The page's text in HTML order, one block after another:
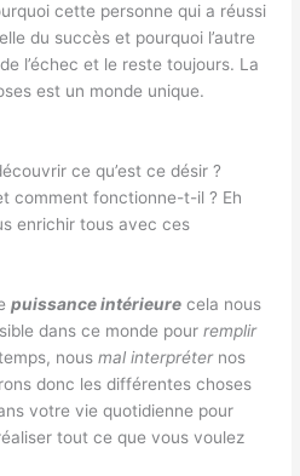
cette personne qui a réussi
du succès et pourquoi l’autre
l’échec et le reste toujours. La
est un monde unique.
ce qu’est ce désir ?
comment fonctionne-t-il ? Eh
enrichir tous avec ces
puissance intérieure cela nous
dans ce monde pourremplir
nousmal interpréternos
donc les différentes choses
votre vie quotidienne pour
tout ce que vous voulez